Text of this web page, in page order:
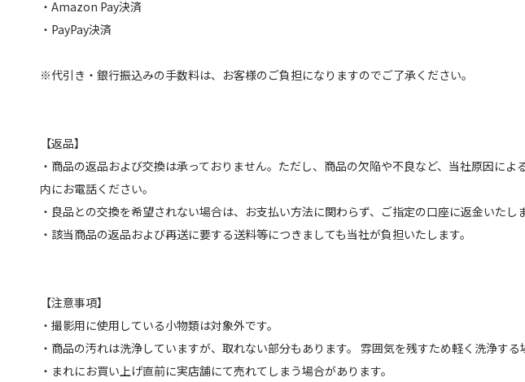
・Amazon Pay決済
・PayPay決済
※代引き・銀行振込みの手数料は、お客様のご負担になりますのでご了承ください。
【返品】
・商品の返品および交換は承っておりません。ただし、商品の欠陥や不良など、当社原因に
内にお電話ください。
・良品との交換を希望されない場合は、お支払い方法に関わらず、ご指定の口座に返金いたしま
・該当商品の返品および再送に要する送料等につきましても当社が負担いたします。
【注意事項】
・撮影用に使用している小物類は対象外です。
・商品の汚れは洗浄していますが、取れない部分もあります。 雰囲気を残すため軽く洗浄する
・まれにお買い上げ直前に実店舗にて売れてしまう場合があります。